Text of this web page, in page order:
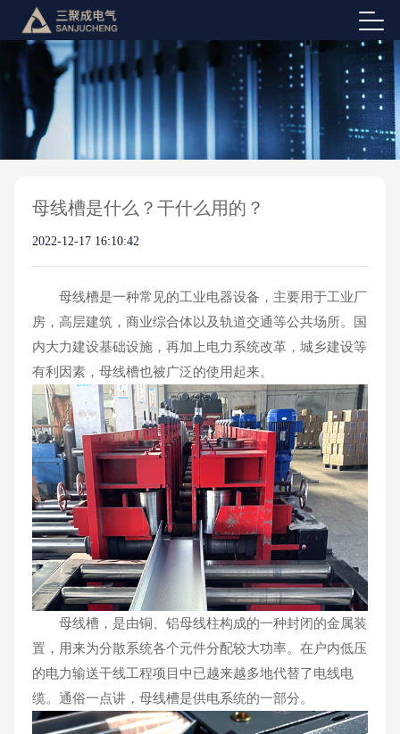
母线槽是什么？干什么用的？
2022-12-17 16:10:42
母线槽是一种常见的工业电器设备，主要用于工业厂
房，高层建筑，商业综合体以及轨道交通等公共场所。国
内大力建设基础设施，再加上电力系统改革，城乡建设等
有利因素，母线槽也被广泛的使用起来。
母线槽，是由铜、铝母线柱构成的一种封闭的金属装
置，用来为分散系统各个元件分配较大功率。在户内低压
的电力输送干线工程项目中已越来越多地代替了电线电
缆。通俗一点讲，母线槽是供电系统的一部分。